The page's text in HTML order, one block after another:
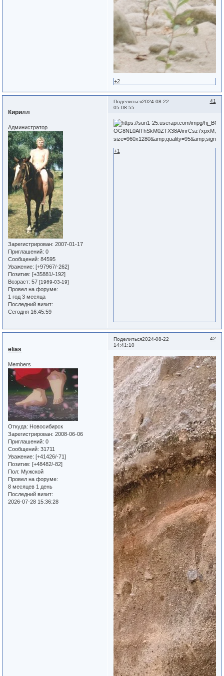
+2
Поделиться 41
2024-08-22
05:08:55
Кирилл
Администратор
Зарегистрирован: 2007-01-17
Приглашений: 0
Сообщений: 84595
Уважение: [+97967/-262]
Позитив: [+35881/-192]
Возраст: 57[1969-03-19]
Провел на форуме:
1 год 3 месяца
Последний визит:
Сегодня 16:45:59
+1
Поделиться 42
2024-08-22
14:41:10
elias
Members
Откуда: Новосибирск
Зарегистрирован: 2008-06-06
Приглашений: 0
Сообщений: 31711
Уважение: [+41426/-71]
Позитив: [+48482/-82]
Пол: Мужской
Провел на форуме:
8 месяцев 1 день
Последний визит:
2026-07-28 15:36:28